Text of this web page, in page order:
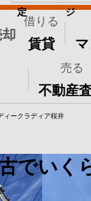
借りる
賃貸
売る
不動産
定 ジ
ィークラディア桜井
でいく